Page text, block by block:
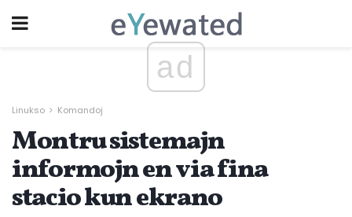
ad
Linukso Komandoj
Montru sistemajn
informojn en via fina
stacio kun ekrano